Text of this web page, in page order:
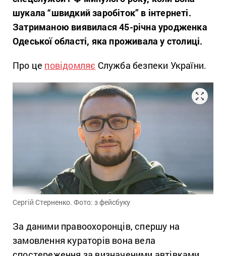
шукала “швидкий заробіток” в інтернеті.
Затриманою виявилася 45-річна уродженка
Одеської області, яка проживала у столиці.
Про це повідомляє Служба безпеки України.
Сергій Стерненко. Фото: з фейсбуку
За даними правоохоронців, спершу на
замовлення кураторів вона вела